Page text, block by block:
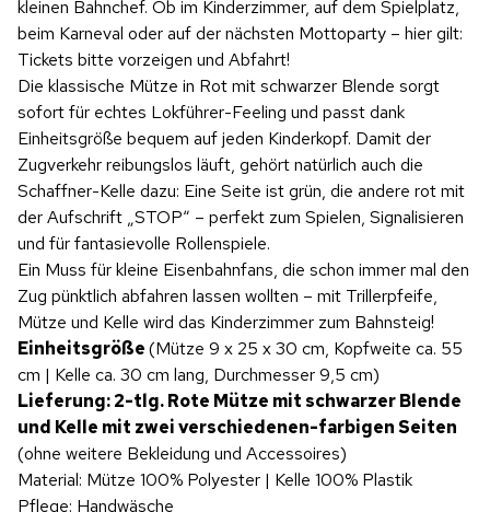
kleinen Bahnchef. Ob im Kinderzimmer, auf dem Spielplatz,
beim Karneval oder auf der nächsten Mottoparty – hier gilt:
Tickets bitte vorzeigen und Abfahrt!
Die klassische Mütze in Rot mit schwarzer Blende sorgt
sofort für echtes Lokführer-Feeling und passt dank
Einheitsgröße bequem auf jeden Kinderkopf. Damit der
Zugverkehr reibungslos läuft, gehört natürlich auch die
Schaffner-Kelle dazu: Eine Seite ist grün, die andere rot mit
der Aufschrift „STOP“ – perfekt zum Spielen, Signalisieren
und für fantasievolle Rollenspiele.
Ein Muss für kleine Eisenbahnfans, die schon immer mal den
Zug pünktlich abfahren lassen wollten – mit Trillerpfeife,
Mütze und Kelle wird das Kinderzimmer zum Bahnsteig!
Einheitsgröße(Mütze 9 x 25 x 30 cm, Kopfweite ca. 55
cm | Kelle ca. 30 cm lang, Durchmesser 9,5 cm)
Lieferung: 2-tlg. Rote Mütze mit schwarzer Blende
und Kelle mit zwei verschiedenen-farbigen Seiten
(ohne weitere Bekleidung und Accessoires)
Material: Mütze 100% Polyester | Kelle 100% Plastik
Pflege: Handwäsche